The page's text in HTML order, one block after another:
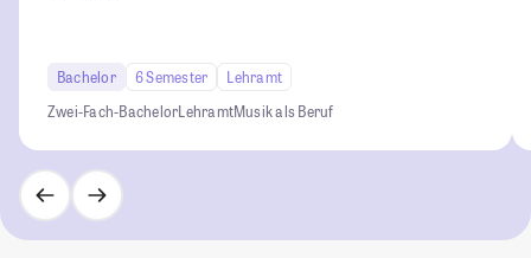
Bachelor 6 Semester
Lehramt
Zwei-Fach-BachelorLehramtMusik als Beruf